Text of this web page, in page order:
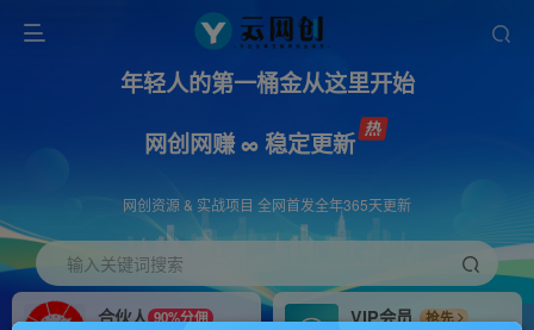
年轻人的第一桶金从这里开始
网创网赚 ∞ 稳定更新
网创资源 & 实战项目 全网首发全年365天更新
输入关键词搜索
合伙人 90%分佣
VIP会员
抢先